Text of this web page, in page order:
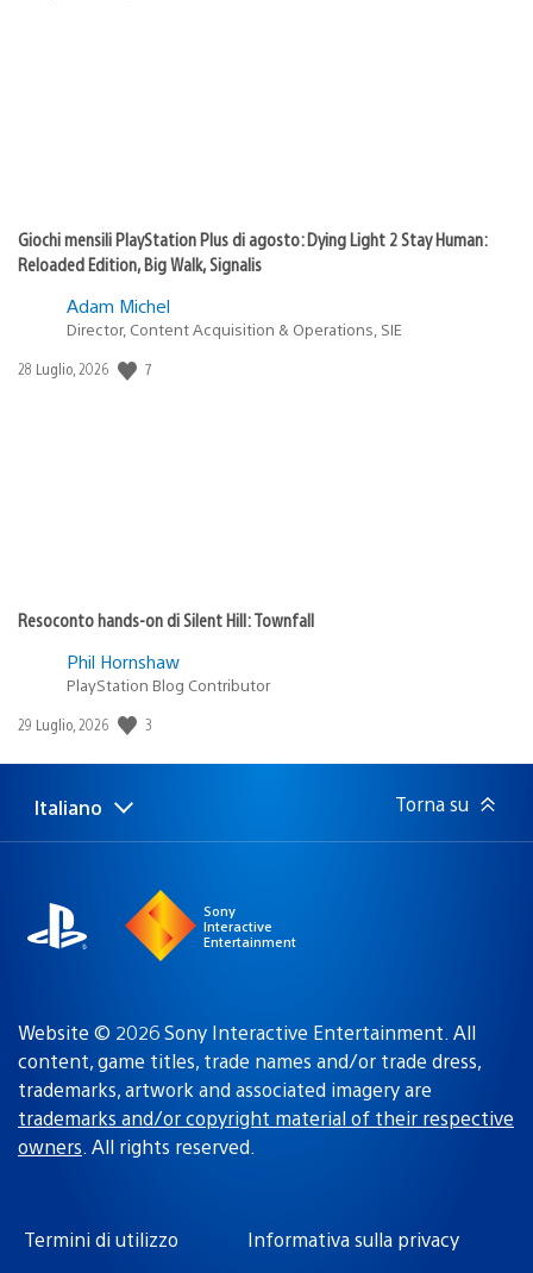
Giochi mensili PlayStation Plus di agosto: Dying Light 2 Stay Human:
Reloaded Edition, Big Walk, Signalis
Adam Michel
Director, Content Acquisition & Operations, SIE
Data
28 Luglio, 2026 7
Resoconto hands-on di Silent Hill: Townfall
Phil Hornshaw
PlayStation Blog Contributor
Data
pubblicazione:
29 Luglio, 2026 3
Seleziona
Regione
Italiano Torna su
Sony
Interactive
Entertainment
Website © 2026 Sony Interactive Entertainment. All
content, game titles, trade names and/or trade dress,
trademarks, artwork and associated imagery are
trademarks and/or copyright material of their respective
owners. All rights reserved.
Termini di utilizzo
Informativa sulla privacy